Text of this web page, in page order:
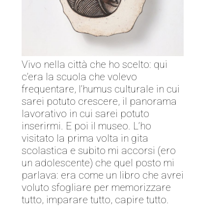
Vivo nella città che ho scelto: qui
c’era la scuola che volevo
frequentare, l’humus culturale in cui
sarei potuto crescere, il panorama
lavorativo in cui sarei potuto
inserirmi. E poi il museo. L’ho
visitato la prima volta in gita
scolastica e subito mi accorsi (ero
un adolescente) che quel posto mi
parlava: era come un libro che avrei
voluto sfogliare per memorizzare
tutto, imparare tutto, capire tutto.